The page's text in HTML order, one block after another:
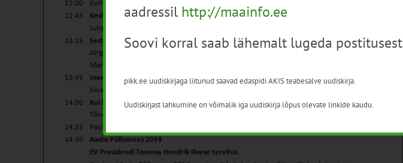
aadressil http://maainfo.ee
Soovi korral saab lähemalt lugeda postitusest
pikk.ee uudiskirjaga liitunud saavad edaspidi AKIS teabesalve uudiskirja.
Uudiskirjast lahkumine on võimalik iga uudiskirja lõpus olevate linkide kaudu.